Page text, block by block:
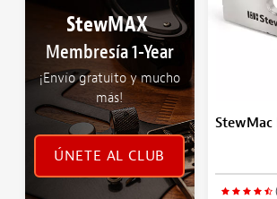
StewMAX
Membresía 1-Year
¡Envío gratuito y mucho
más!
ÚNETE AL CLUB
StewMac